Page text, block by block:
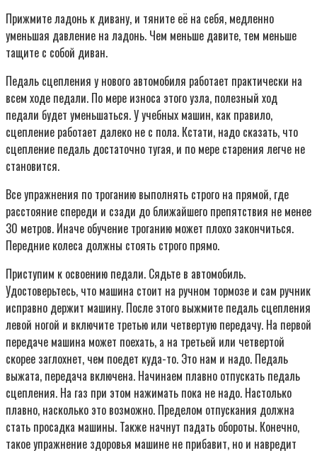
Прижмите ладонь к дивану, и тяните её на себя, медленно
уменьшая давление на ладонь. Чем меньше давите, тем меньше
тащите с собой диван.
Педаль сцепления у нового автомобиля работает практически на
всем ходе педали. По мере износа этого узла, полезный ход
педали будет уменьшаться. У учебных машин, как правило,
сцепление работает далеко не с пола. Кстати, надо сказать, что
сцепление педаль достаточно тугая, и по мере старения легче не
становится.
Все упражнения по троганию выполнять строго на прямой, где
расстояние спереди и сзади до ближайшего препятствия не менее
30 метров. Иначе обучение троганию может плохо закончиться.
Передние колеса должны стоять строго прямо.
Приступим к освоению педали. Сядьте в автомобиль.
Удостоверьтесь, что машина стоит на ручном тормозе и сам ручник
исправно держит машину. После этого выжмите педаль сцепления
левой ногой и включите третью или четвертую передачу. На первой
передаче машина может поехать, а на третьей или четвертой
скорее заглохнет, чем поедет куда-то. Это нам и надо. Педаль
выжата, передача включена. Начинаем плавно отпускать педаль
сцепления. На газ при этом нажимать пока не надо. Настолько
плавно, насколько это возможно. Пределом отпускания должна
стать просадка машины. Также начнут падать обороты. Конечно,
такое упражнение здоровья машине не прибавит, но и навредит